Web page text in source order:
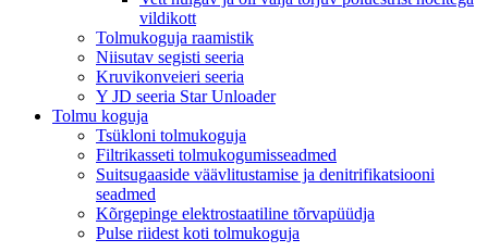
vildikott
Tolmukoguja raamistik
Niisutav segisti seeria
Kruvikonveieri seeria
Y JD seeria Star Unloader
Tolmu koguja
Tsükloni tolmukoguja
Filtrikasseti tolmukogumisseadmed
Suitsugaaside väävlitustamise ja denitrifikatsiooni
seadmed
Kõrgepinge elektrostaatiline tõrvapüüdja
Pulse riidest koti tolmukoguja